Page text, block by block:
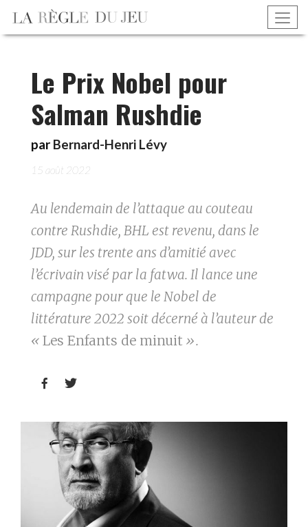
Le Prix Nobel pour
Salman Rushdie
par Bernard-Henri Lévy
15 août 2022
Au lendemain de l’attaque au couteau
contre Rushdie, BHL est revenu, dans le
JDD, sur les trente ans d’amitié avec
l’écrivain visé par la fatwa. Il lance une
campagne pour que le Nobel de
littérature 2022 soit décerné à l’auteur de
« Les Enfants de minuit ».
 